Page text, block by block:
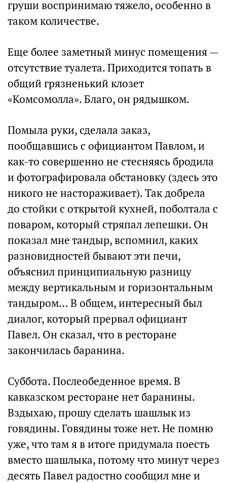
груши воспринимаю тяжело, особенно в
таком количестве.
Еще более заметный минус помещения —
отсутствие туалета. Приходится топать в
общий грязненький клозет
«Комсомолла». Благо, он рядышком.
Помыла руки, сделала заказ,
пообщавшись с официантом Павлом, и
как-то совершенно не стесняясь бродила
и фотографировала обстановку (здесь это
никого не настораживает). Так добрела
до стойки с открытой кухней, поболтала с
поваром, который стряпал лепешки. Он
показал мне тандыр, вспомнил, каких
разновидностей бывают эти печи,
объяснил принципиальную разницу
между вертикальным и горизонтальным
тандыром… В общем, интересный был
диалог, который прервал официант
Павел. Он сказал, что в ресторане
закончилась баранина.
Суббота. Послеобеденное время. В
кавказском ресторане нет баранины.
Вздыхаю, прошу сделать шашлык из
говядины. Говядины тоже нет. Не помню
уже, что там я в итоге придумала поесть
вместо шашлыка, потому что минут через
десять Павел радостно сообщил мне и